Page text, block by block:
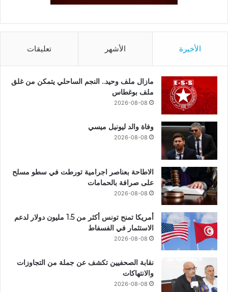
الأخيرة الأشهر تعليقات
مازال ملف وحيد.. النجم الساحلي يتمكن من غلق
ملف بوغطاس
2026-08-08
وفاة والد ليونيل ميسي
2026-08-08
الاطاحة بعناصر اجرامية تورطت في سطو مسلح
على صرافة بالحمامات
2026-08-08
أمريكا تمنح تونس أكثر من 1.5 مليون دولار لدعم
الاستثمار في الفسفاط
2026-08-08
نقابة الصحفيين تكشف عن جملة من التجاوزات
والانتهاكات
2026-08-08